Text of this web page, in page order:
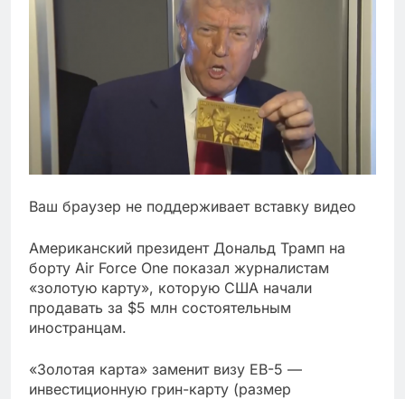
Ваш браузер не поддерживает вставку видео
Американский президент Дональд Трамп на
борту Air Force One показал журналистам
«золотую карту», которую США начали
продавать за $5 млн состоятельным
иностранцам.
«Золотая карта» заменит визу EB-5 —
инвестиционную грин-карту (размер